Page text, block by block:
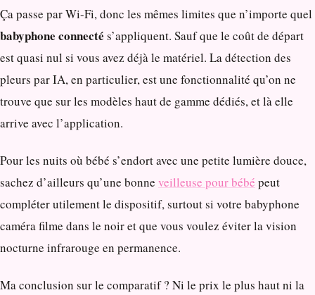
Ça passe par Wi-Fi, donc les mêmes limites que n’importe quel
babyphone connecté s’appliquent. Sauf que le coût de départ
est quasi nul si vous avez déjà le matériel. La détection des
pleurs par IA, en particulier, est une fonctionnalité qu’on ne
trouve que sur les modèles haut de gamme dédiés, et là elle
arrive avec l’application.
Pour les nuits où bébé s’endort avec une petite lumière douce,
sachez d’ailleurs qu’une bonne veilleuse pour bébé peut
compléter utilement le dispositif, surtout si votre babyphone
caméra filme dans le noir et que vous voulez éviter la vision
nocturne infrarouge en permanence.
Ma conclusion sur le comparatif ? Ni le prix le plus haut ni la